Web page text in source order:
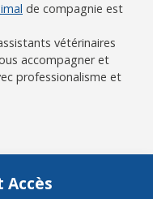
de compagnie est
vétérinaires
accompagner et
professionalisme et
Accès